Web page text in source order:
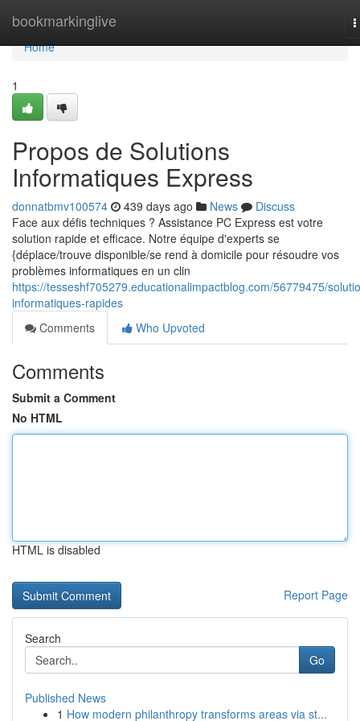
bookmarkinglive
Home
Home
1
Propos de Solutions
Informatiques Express
donnatbmv100574 439 days ago News
Discuss
Face aux défis techniques ? Assistance PC Express est votre
solution rapide et efficace. Notre équipe d'experts se
{déplace/trouve disponible/se rend à domicile pour résoudre vos
problèmes informatiques en un clin
https://tesseshf705279.educationalimpactblog.com/56779475/
informatiques-rapides
Comments
Who Upvoted
Comments
Submit a Comment
No HTML
HTML is disabled
Report Page
Search
Go
Published News
1 How modern philanthropy transforms areas via st...